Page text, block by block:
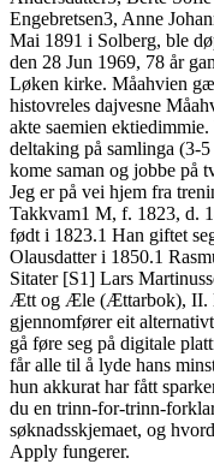
Engebretsen3, Anne
Mai 1891 i Solberg, ble
den 28 Jun 1969, 78 år
Løken kirke. Måahvien
histovreles dajvesne
akte saemien
deltaking på samlinga (3-
kome saman og jobbe på
Jeg er på vei hjem fra
Takkvam1 M, f. 1823, d.
født i 1823.1 Han giftet
Olausdatter i 1850.1
Sitater [S1] Lars
Ætt og Æle (Ættarbok), II.
gjennomfører eit
gå føre seg på digitale
får alle til å lyde hans
hun akkurat har fått
du en trinn-for-trinn-
søknadsskjemaet, og
Apply fungerer.